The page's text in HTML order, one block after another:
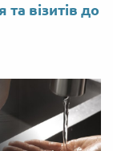
візитів до